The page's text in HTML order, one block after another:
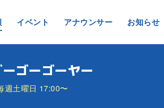
イベント アナウンサー お知らせ
ゴーゴーヤー
週土曜日 17:00〜